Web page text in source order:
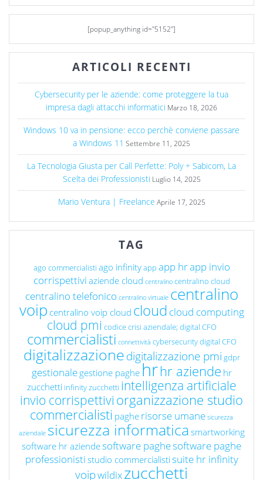
[popup_anything id="5152"]
ARTICOLI RECENTI
Cybersecurity per le aziende: come proteggere la tua
impresa dagli attacchi informatici Marzo 18, 2026
Windows 10 va in pensione: ecco perchè conviene passare
a Windows 11 Settembre 11, 2025
La Tecnologia Giusta per Call Perfette: Poly + Sabicom, La
Scelta dei Professionisti Luglio 14, 2025
Mario Ventura | Freelance Aprile 17, 2025
TAG
ago commercialisti ago infinityapp app hrapp invio
corrispettivi aziende cloud centralino centralino cloud
centralino telefonico centralino virtuale centralino
voip centralino voip cloud cloud cloud computing
cloud pmi codice crisi aziendale; digital CFO
commercialisti connettività cybersecuritydigital CFO
digitalizzazionedigitalizzazione pmi gdpr
gestionale gestione paghe hrhr aziende hr
zucchetti infinity zucchetti intelligenza artificiale
invio corrispettivi organizzazione studio
commercialisti paghe risorse umane sicurezza
aziendale sicurezza informatica smartworking
software hr aziendesoftware paghesoftware paghe
professionisti studio commercialisti suite hr infinity
voipwildixzucchetti